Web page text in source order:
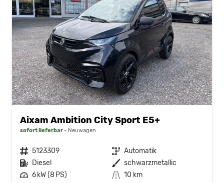
Aixam Ambition City Sport E5+
sofort lieferbar Neuwagen
Fahrzeugnr. 5123309 Getriebe Automatik
Kraftstoff Diesel Außenfarbe schwarzmetallic
Leistung 6 kW (8 PS) Kilometerstand 10 km